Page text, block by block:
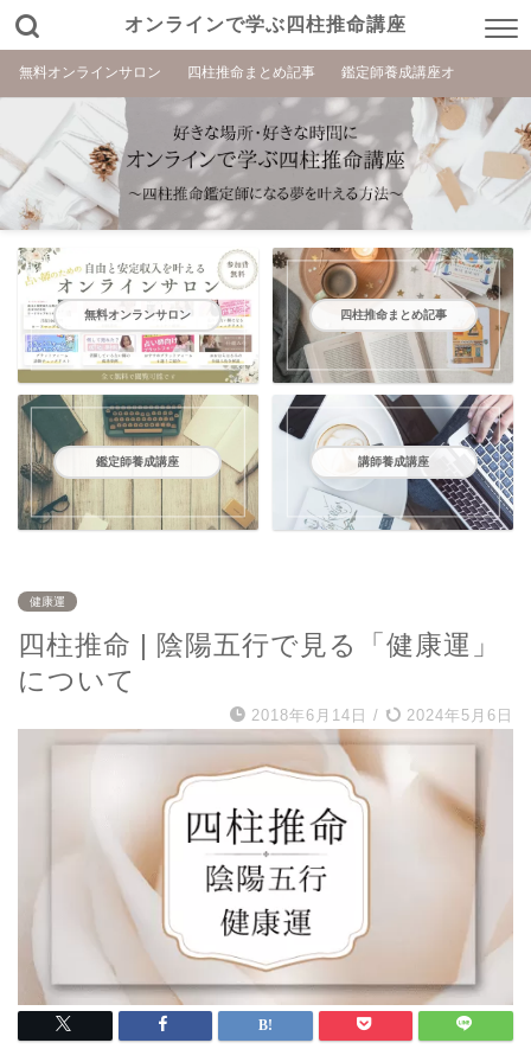
オンラインで学ぶ四柱推命講座
無料オンラインサロン 四柱推命まとめ記事 鑑定師養成講座オ
無料オンランサロン 四柱推命まとめ記事
鑑定師養成講座 講師養成講座
健康運
四柱推命 | 陰陽五行で見る「健康運」
について
2018年6月14日 / 2024年5月6日